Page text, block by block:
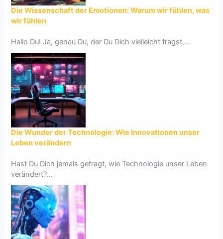
Die Wissenschaft der Emotionen: Warum wir fühlen, was
wir fühlen
Hallo Du! Ja, genau Du, der Du Dich vielleicht fragst,...
Die Wunder der Technologie: Wie Innovationen unser
Leben verändern
Hast Du Dich jemals gefragt, wie Technologie unser Leben
verändert?...